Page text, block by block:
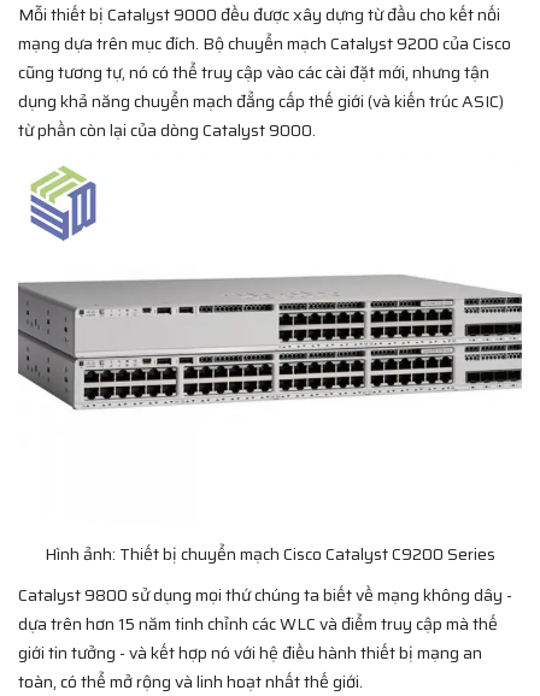
Mỗi thiết bị Catalyst 9000 đều được xây dựng từ đầu cho kết nối
mạng dựa trên mục đích. Bộ chuyển mạch Catalyst 9200 của Cisco
cũng tương tự, nó có thể truy cập vào các cài đặt mới, nhưng tận
dụng khả năng chuyển mạch đẳng cấp thế giới (và kiến trúc ASIC)
từ phần còn lại của dòng Catalyst 9000.
Hình ảnh: Thiết bị chuyển mạch Cisco Catalyst C9200 Series
Catalyst 9800 sử dụng mọi thứ chúng ta biết về mạng không dây -
dựa trên hơn 15 năm tinh chỉnh các WLC và điểm truy cập mà thế
giới tin tưởng - và kết hợp nó với hệ điều hành thiết bị mạng an
toàn, có thể mở rộng và linh hoạt nhất thế giới.